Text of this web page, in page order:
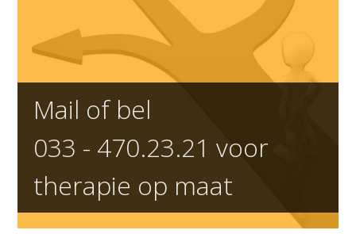
Mail of bel
033 - 470.23.21 voor
therapie op maat